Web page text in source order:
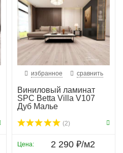
избранное сравнить
Виниловый ламинат
SPC Betta Villa V107
Дуб Малье
(2)
Цена: 2 290 ₽/м2